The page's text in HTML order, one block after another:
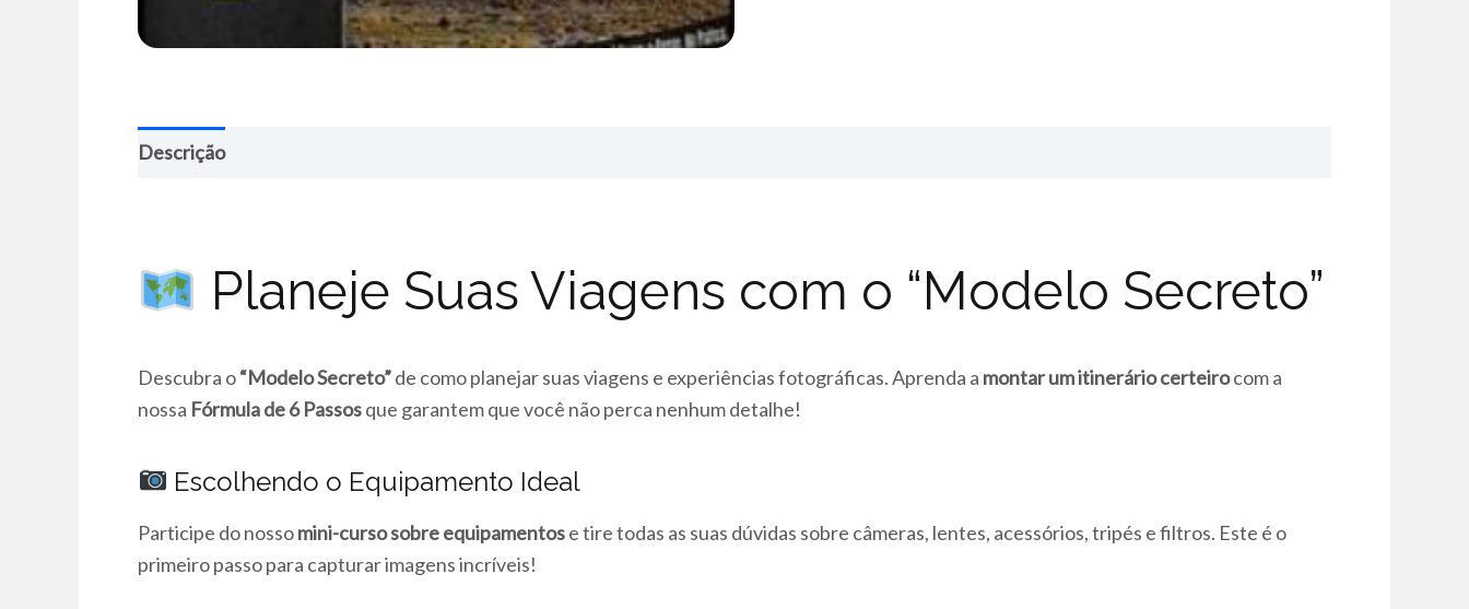
Descrição
Planeje Suas Viagens com o “Modelo Secreto”
Descubra o“Modelo Secreto”de como planejar suas viagens e experiências fotográficas. Aprenda a montar um itinerário certeirocom a
nossa Fórmula de 6 Passosque garantem que você não perca nenhum detalhe!
Escolhendo o Equipamento Ideal
Participe do nossomini-curso sobre equipamentose tire todas as suas dúvidas sobre câmeras, lentes, acessórios, tripés e filtros. Este é o
primeiro passo para capturar imagens incríveis!